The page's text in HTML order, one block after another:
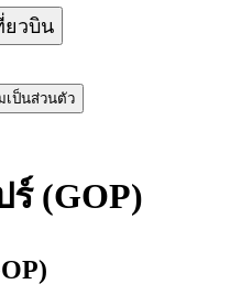
ยวบิน
เป็นส่วนตัว
(GOP)